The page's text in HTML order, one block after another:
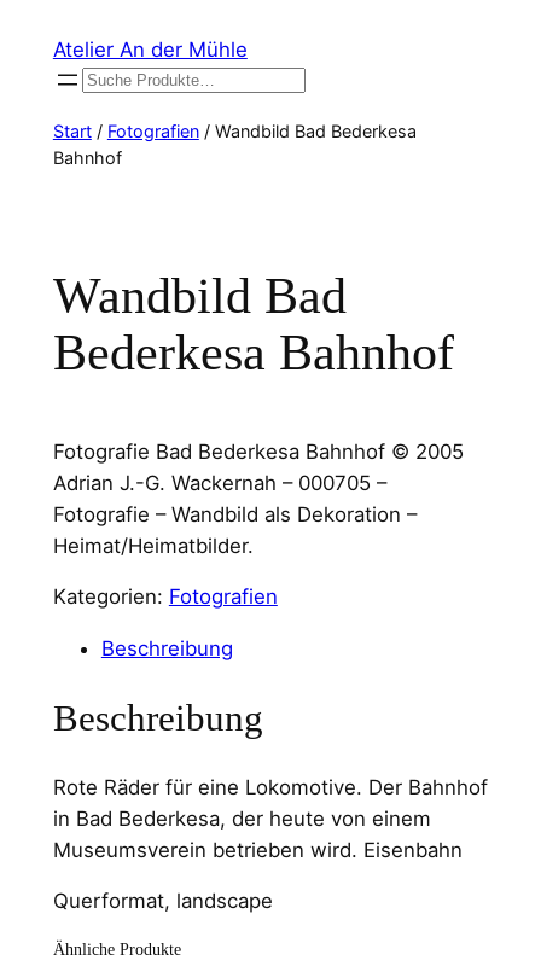
Inhalt
springen
Atelier An der Mühle
Suchen
Start/ Fotografien/ Wandbild Bad Bederkesa
Bahnhof
Wandbild Bad
Bederkesa Bahnhof
Fotografie Bad Bederkesa Bahnhof © 2005
Adrian J.-G. Wackernah – 000705 –
Fotografie – Wandbild als Dekoration –
Heimat/Heimatbilder.
Kategorien: Fotografien
Beschreibung
Beschreibung
Rote Räder für eine Lokomotive. Der Bahnhof
in Bad Bederkesa, der heute von einem
Museumsverein betrieben wird. Eisenbahn
Querformat, landscape
Ähnliche Produkte